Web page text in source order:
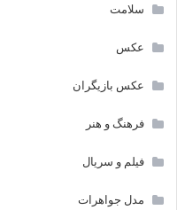
سلامت
عکس
عکس بازیگران
فرهنگ و هنر
فیلم و سریال
مدل جواهرات